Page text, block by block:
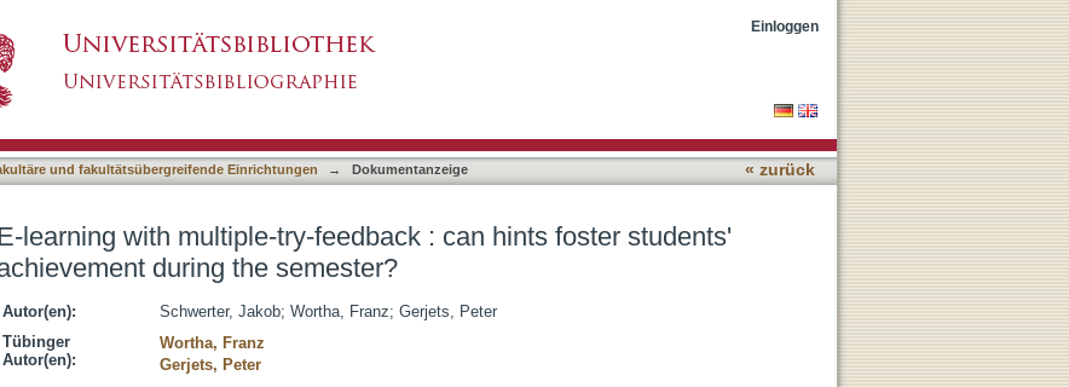
: can hints foster students' achievement during the semester?
Einloggen
und fakultätsübergreifende Einrichtungen → Dokumentanzeige « zurück
learning with multiple-try-feedback : can hints foster students'
during the semester?
Autor(en): Schwerter, Jakob; Wortha, Franz; Gerjets, Peter
Tübinger
Autor(en):
Wortha, Franz
Gerjets, Peter